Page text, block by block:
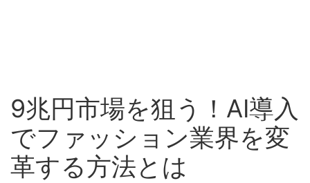
9兆円市場を狙う！AI導入
でファッション業界を変
革する方法とは